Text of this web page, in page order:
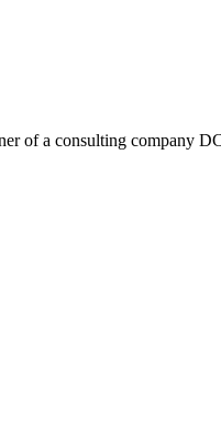
of a consulting